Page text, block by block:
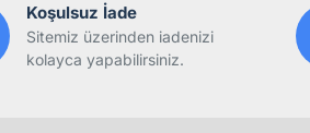
Koşulsuz İade
Sitemiz üzerinden iadenizi
kolayca yapabilirsiniz.